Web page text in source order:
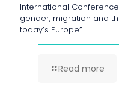
International
gender, migration and
today’s Europe”
Read more